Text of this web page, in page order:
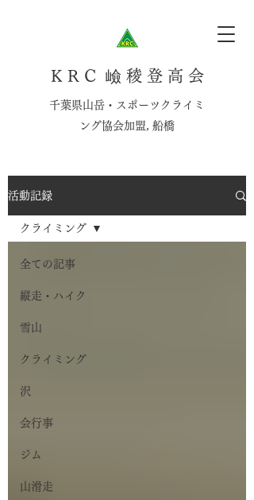
K R C 嶮 稜 登 高 会
千葉県山岳・スポーツクライミ
ング協会加盟, 船橋
活動記録
全ての記事
縦走・ハイク
雪山
クライミング
沢
会行事
ジム
山滑走
クライミング